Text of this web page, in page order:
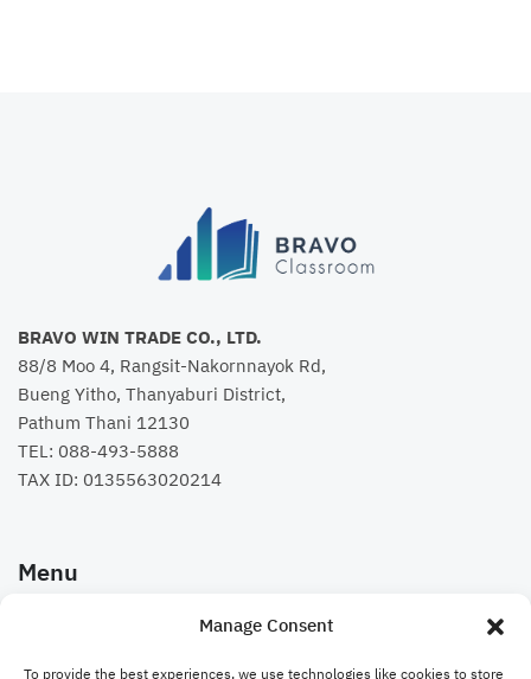
Manage Consent
BRAVO WIN TRADE CO., LTD.
88/8 Moo 4, Rangsit-Nakornnayok Rd,
Bueng Yitho, Thanyaburi District,
Pathum Thani 12130
TEL: 088-493-5888
TAX ID: 0135563020214
Menu